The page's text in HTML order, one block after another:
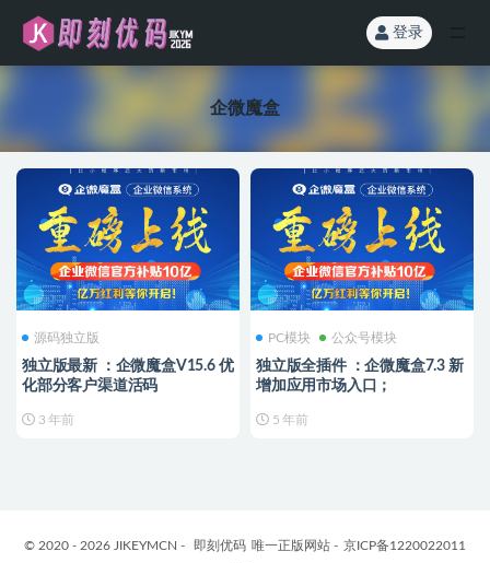
登录
企微魔盒
源码独立版
独立版最新 ：企微魔盒V15.6 优
化部分客户渠道活码
3 年前
PC模块 公众号模块
独立版全插件 ：企微魔盒7.3 新
增加应用市场入口；
5 年前
© 2020 - 2026 JIKEYMCN - 即刻优码 唯一正版网站 - 京ICP备1220022011